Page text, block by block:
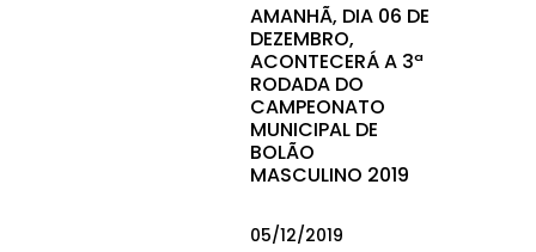
AMANHÃ, DIA 06 DE
DEZEMBRO,
ACONTECERÁ A 3ª
RODADA DO
CAMPEONATO
MUNICIPAL DE
BOLÃO
MASCULINO 2019
05/12/2019